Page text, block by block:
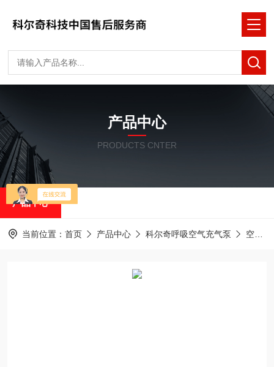
产品中心
PRODUCTS CNTER
产品中心
当前位置： 首页 产品中心 科尔奇呼吸空气充气泵 空气泵